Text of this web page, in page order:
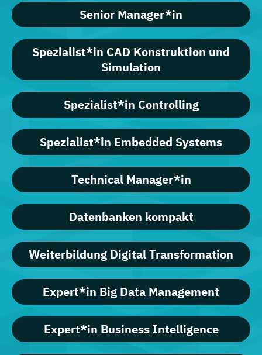
Senior Manager*in
Spezialist*in CAD Konstruktion und
Simulation
Spezialist*in Controlling
Spezialist*in Embedded Systems
Technical Manager*in
Datenbanken kompakt
Weiterbildung Digital Transformation
Expert*in Big Data Management
Expert*in Business Intelligence